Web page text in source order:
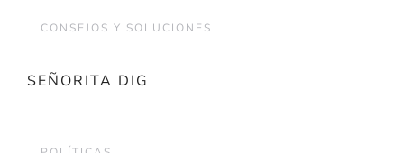
CONSEJOS Y SOLUCIONES
SEÑORITA DIG